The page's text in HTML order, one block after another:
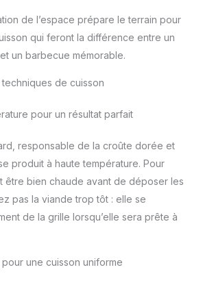
de l’espace prépare le terrain pour
qui feront la différence entre un
un barbecue mémorable.
de cuisson
pour un résultat parfait
responsable de la croûte dorée et
produit à haute température. Pour
être bien chaude avant de déposer les
pas la viande trop tôt : elle se
de la grille lorsqu’elle sera prête à
une cuisson uniforme